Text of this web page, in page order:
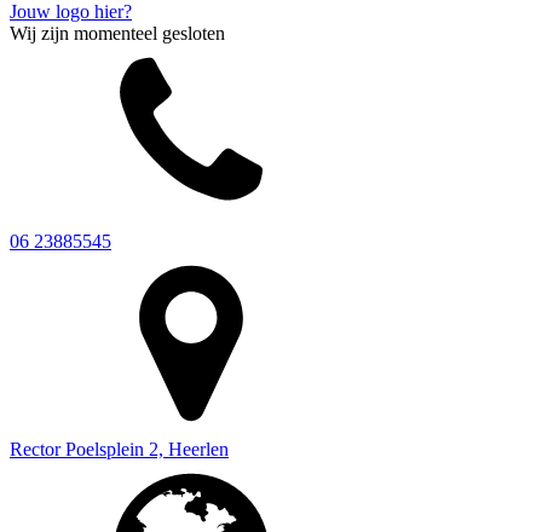
Jouw logo hier?
Wij zijn momenteel gesloten
06 23885545
Rector Poelsplein 2, Heerlen